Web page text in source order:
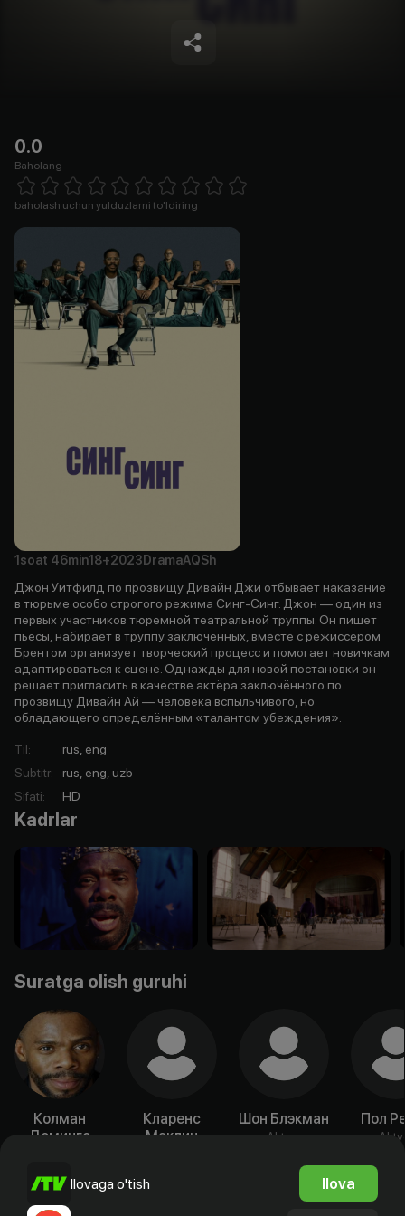
0.0
Baholang
1 Star 2 Stars 3 Stars 4 Stars5 Stars 6 Stars7 Stars8 Stars
baholash uchun yulduzlarni to'ldiring
1soat 46min18+2023 DramaAQSh
Джон Уитфилд по прозвищу Дивайн Джи отбывает наказание
в тюрьме особо строгого режима Синг-Синг. Джон — один из
первых участников тюремной театральной труппы. Он пишет
пьесы, набирает в труппу заключённых, вместе с режиссёром
Брентом организует творческий процесс и помогает новичкам
адаптироваться к сцене. Однажды для новой постановки он
решает пригласить в качестве актёра заключённого по
прозвищу Дивайн Ай — человека вспыльчивого, но
обладающего определённым «талантом убеждения».
Til:
rus, eng
Subtitr:
rus, eng, uzb
Sifati: HD
Kadrlar
Suratga olish guruhi
Колман
Доминго
Кларенс
Маклин
Шон Блэкман
Aktyor
Пол
Ilovaga o'tish Ilova